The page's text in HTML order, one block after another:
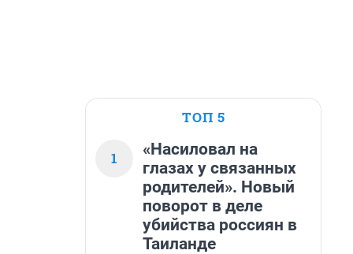
ТОП 5
1
«Насиловал на
глазах у связанных
родителей». Новый
поворот в деле
убийства россиян в
Таиланде